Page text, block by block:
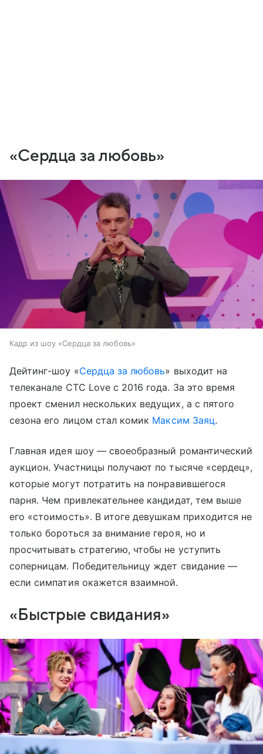
«Сердца за любовь»
Кадр из шоу «Сердца за любовь»
Дейтинг-шоу «Сердца за любовь» выходит на
телеканале СТС Love с 2016 года. За это время
проект сменил нескольких ведущих, а с пятого
сезона его лицом стал комик Максим Заяц.
Главная идея шоу — своеобразный романтический
аукцион. Участницы получают по тысяче «сердец»,
которые могут потратить на понравившегося
парня. Чем привлекательнее кандидат, тем выше
его «стоимость». В итоге девушкам приходится не
только бороться за внимание героя, но и
просчитывать стратегию, чтобы не уступить
соперницам. Победительницу ждет свидание —
если симпатия окажется взаимной.
«Быстрые свидания»